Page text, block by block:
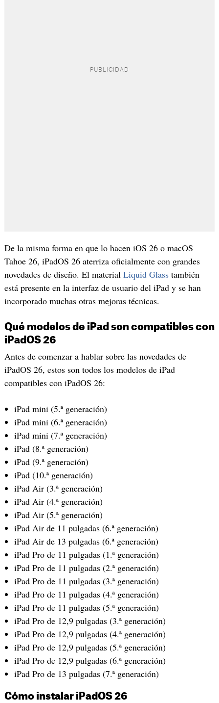
De la misma forma en que lo hacen iOS 26 o macOS
Tahoe 26, iPadOS 26 aterriza oficialmente con grandes
novedades de diseño. El material Liquid Glasstambién
está presente en la interfaz de usuario del iPad y se han
incorporado muchas otras mejoras técnicas.
Qué modelos de iPad son compatibles con
iPadOS 26
Antes de comenzar a hablar sobre las novedades de
iPadOS 26, estos son todos los modelos de iPad
compatibles con iPadOS 26:
iPad mini (5.ª generación)
iPad mini (6.ª generación)
iPad mini (7.ª generación)
iPad (8.ª generación)
iPad (9.ª generación)
iPad (10.ª generación)
iPad Air (3.ª generación)
iPad Air (4.ª generación)
iPad Air (5.ª generación)
iPad Air de 11 pulgadas (6.ª generación)
iPad Air de 13 pulgadas (6.ª generación)
iPad Pro de 11 pulgadas (1.ª generación)
iPad Pro de 11 pulgadas (2.ª generación)
iPad Pro de 11 pulgadas (3.ª generación)
iPad Pro de 11 pulgadas (4.ª generación)
iPad Pro de 11 pulgadas (5.ª generación)
iPad Pro de 12,9 pulgadas (3.ª generación)
iPad Pro de 12,9 pulgadas (4.ª generación)
iPad Pro de 12,9 pulgadas (5.ª generación)
iPad Pro de 12,9 pulgadas (6.ª generación)
iPad Pro de 13 pulgadas (7.ª generación)
Cómo instalar iPadOS 26